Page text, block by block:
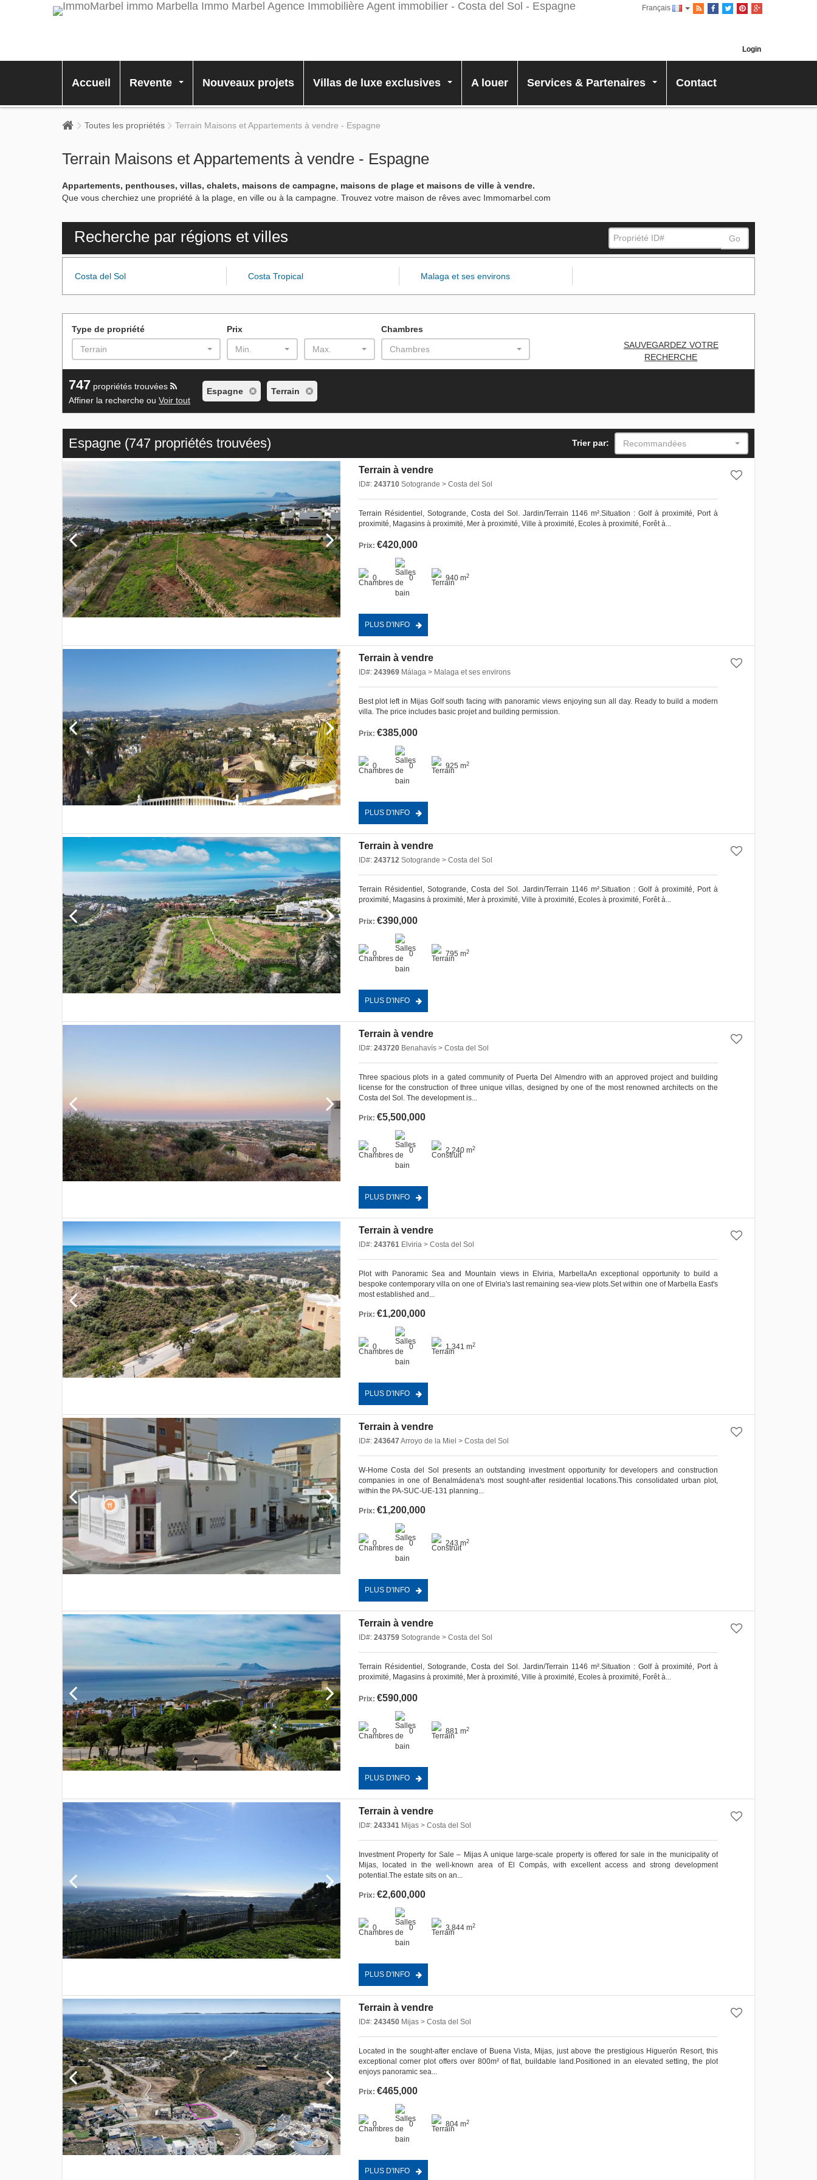
Français
Login
Accueil
Revente
...
Nouveaux projets
Villas de luxe exclusives
...
A louer
Services & Partenaires
...
Contact
Toutes les propriétés Terrain Maisons et Appartements à vendre - Espagne
Terrain Maisons et Appartements à vendre - Espagne
Appartements, penthouses, villas, chalets, maisons de campagne, maisons de plage et maisons de ville à vendre.
Que vous cherchiez une propriété à la plage, en ville ou à la campagne. Trouvez votre maison de rêves avec Immomarbel.com
Recherche par régions et villes Go
Costa del Sol Costa Tropical Malaga et ses environs
Type de propriété
Terrain
Prix
Min. Max.
Chambres
Chambres
SAUVEGARDEZ VOTRE
RECHERCHE
747 propriétés trouvées
Affiner la recherche ou Voir tout
Espagne Terrain
Espagne (747 propriétés trouvées) Trier par: Recommandées
Terrain à vendre
ID#: 243710Sotogrande > Costa del Sol
Terrain Résidentiel, Sotogrande, Costa del Sol. Jardin/Terrain 1146 m².Situation : Golf à proximité, Port à
proximité, Magasins à proximité, Mer à proximité, Ville à ‌proximité, ‌Ecoles ‌à ‌proximité, ‌Forêt à...
Prix: €420,000
0 0 940 m2
PLUS D'INFO
Terrain à vendre
ID#: 243969Málaga > Malaga et ses environs
Best plot left in Mijas Golf south facing with panoramic views enjoying sun all day. Ready to build a modern
villa. The price includes basic projet and building permission.
Prix: €385,000
0 0 925 m2
PLUS D'INFO
Terrain à vendre
ID#: 243712Sotogrande > Costa del Sol
Terrain Résidentiel, Sotogrande, Costa del Sol. Jardin/Terrain 1146 m².Situation : Golf à proximité, Port à
proximité, Magasins à proximité, Mer à proximité, Ville à ‌proximité, ‌Ecoles ‌à ‌proximité, ‌Forêt à...
Prix: €390,000
0 0 795 m2
PLUS D'INFO
Terrain à vendre
ID#: 243720Benahavís > Costa del Sol
Three spacious plots in a gated community of Puerta Del Almendro with an approved project and building
license for the construction of three unique villas, designed by one of the most renowned architects on the
Costa del Sol. The development is...
Prix: €5,500,000
0 0 2,240 m2
PLUS D'INFO
Terrain à vendre
ID#: 243761Elviria > Costa del Sol
Plot with Panoramic Sea and Mountain views in Elviria, MarbellaAn exceptional opportunity to build a
bespoke contemporary villa on one of Elviria's last remaining sea-view plots.Set within one of Marbella East's
most established and...
Prix: €1,200,000
0 0 1,341 m2
PLUS D'INFO
Terrain à vendre
ID#: 243647 Arroyo de la Miel > Costa del Sol
W-Home Costa del Sol presents an outstanding investment opportunity for developers and construction
companies in one of Benalmádena's most sought-after residential locations.This consolidated urban plot,
within the PA-SUC-UE-131 planning...
Prix: €1,200,000
0 0 243 m2
PLUS D'INFO
Terrain à vendre
ID#: 243759Sotogrande > Costa del Sol
Terrain Résidentiel, Sotogrande, Costa del Sol. Jardin/Terrain 1146 m².Situation : Golf à proximité, Port à
proximité, Magasins à proximité, Mer à proximité, Ville à ‌proximité, ‌Ecoles ‌à ‌proximité, ‌Forêt à...
Prix: €590,000
0 0 881 m2
PLUS D'INFO
Terrain à vendre
ID#: 243341Mijas > Costa del Sol
Investment Property for Sale – Mijas A unique large-scale property is offered for sale in the municipality of
Mijas, located in the well-known area of El Compás, with excellent access and strong development
potential.The estate sits on an...
Prix: €2,600,000
0 0 3,844 m2
PLUS D'INFO
Terrain à vendre
ID#: 243450Mijas > Costa del Sol
Located in the sought-after enclave of Buena Vista, Mijas, just above the prestigious Higuerón Resort, this
exceptional corner plot offers over 800m² of flat, buildable land.Positioned in an elevated setting, the plot
enjoys panoramic sea...
Prix: €465,000
0 0 804 m2
PLUS D'INFO